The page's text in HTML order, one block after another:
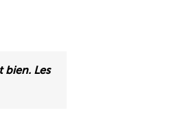
bien. Les